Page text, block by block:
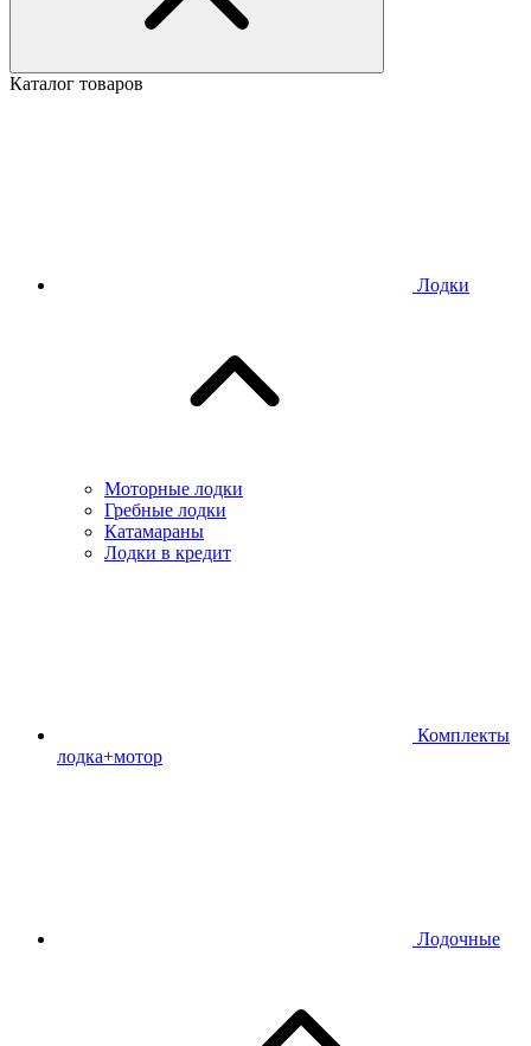
Каталог товаров
Лодки
Моторные лодки
Гребные лодки
Катамараны
Лодки в кредит
Комплекты
лодка+мотор
Лодочные